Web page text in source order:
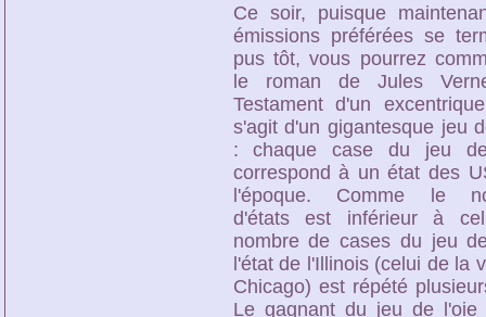
Ce soir, puisque
émissions préférées se
pus tôt, vous pourrez
le roman de Jules
Testament d'un
s'agit d'un gigantesque jeu
: chaque case du jeu
correspond à un état des
l'époque. Comme le
d'états est inférieur à
nombre de cases du jeu
l'état de l'Illinois (celui de la
Chicago) est répété
Le gagnant du jeu de l'oie